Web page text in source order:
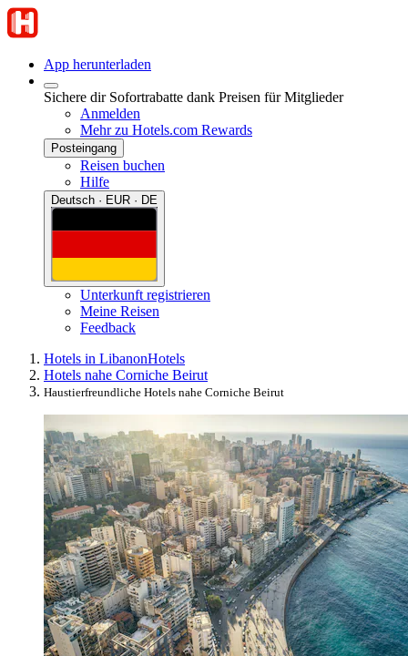
App herunterladen
Sichere dir Sofortrabatte dank Preisen für Mitglieder
Anmelden
Mehr zu Hotels.com Rewards
Posteingang
Reisen buchen
Hilfe
Deutsch · EUR · DE
Unterkunft registrieren
Meine Reisen
Feedback
Hotels in LibanonHotels
Hotels nahe Corniche Beirut
Haustierfreundliche Hotels nahe Corniche Beirut